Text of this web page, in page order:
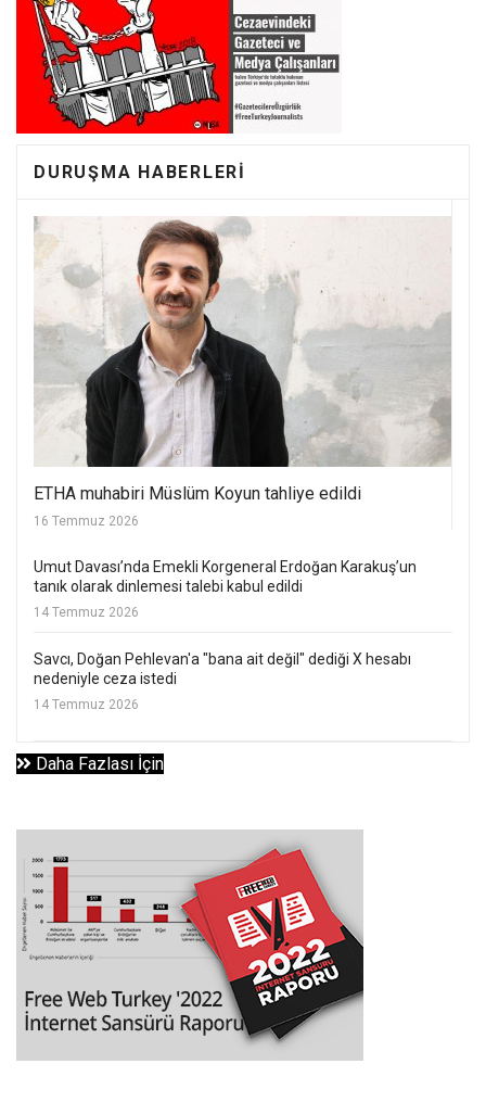
DURUŞMA HABERLERI
ETHA muhabiri Müslüm Koyun tahliye edildi
16 Temmuz 2026
Umut Davası’nda Emekli Korgeneral Erdoğan Karakuş’un
tanık olarak dinlemesi talebi kabul edildi
14 Temmuz 2026
Savcı, Doğan Pehlevan'a "bana ait değil" dediği X hesabı
nedeniyle ceza istedi
14 Temmuz 2026
Daha Fazlası İçin